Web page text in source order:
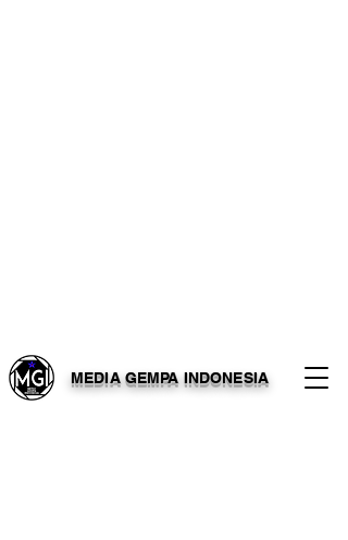
MEDIA GEMPA INDONESIA